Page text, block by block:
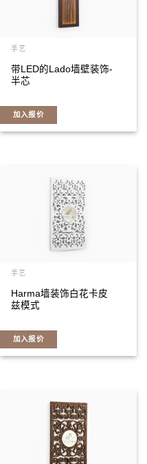
手艺
带LED的Lado墙壁装饰-
半芯
加入报价
手艺
Harma墙装饰白花卡皮
兹模式
加入报价